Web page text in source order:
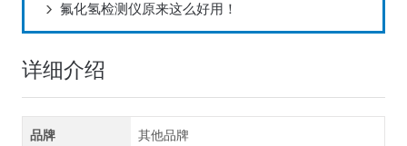
氟化氢检测仪原来这么好用！
详细介绍
品牌 其他品牌